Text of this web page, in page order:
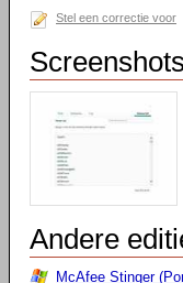
Stel een correctie voor
Andere
McAfee Stinger